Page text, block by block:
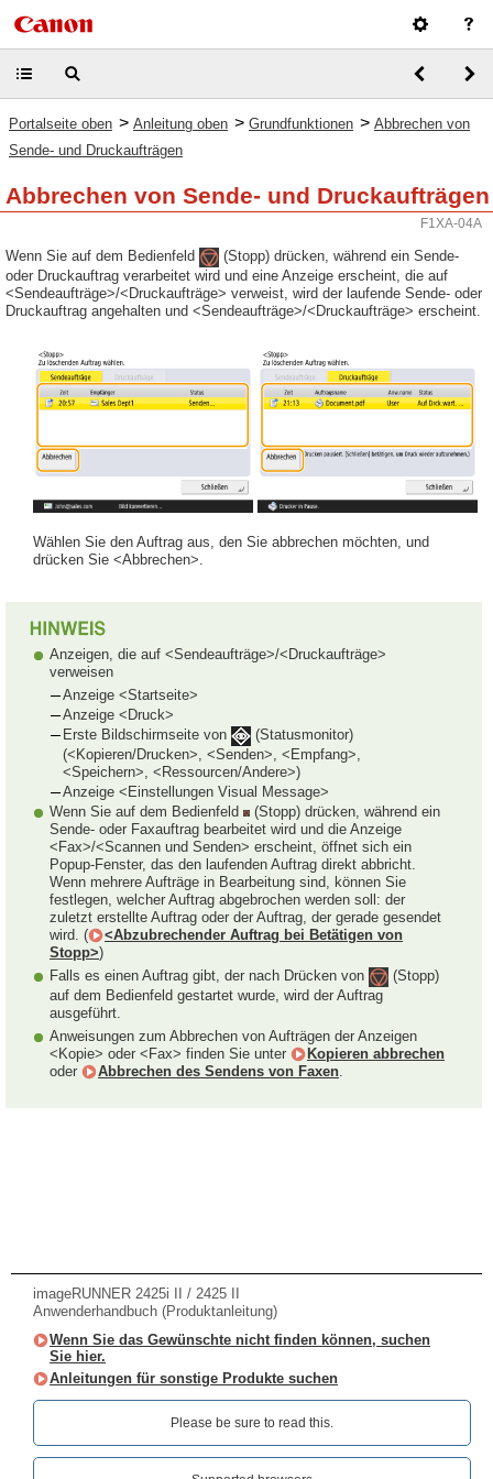
Portalseite oben > Anleitung oben > Grundfunktionen > Abbrechen von
Sende- und Druckaufträgen
Abbrechen von Sende- und Druckaufträgen
F1XA-04A
Wenn Sie auf dem Bedienfeld
(Stopp) drücken, während ein Sende-
oder Druckauftrag verarbeitet wird und eine Anzeige erscheint, die auf
<Sendeaufträge>/<Druckaufträge> verweist, wird der laufende Sende- oder
Druckauftrag angehalten und <Sendeaufträge>/<Druckaufträge> erscheint.
Wählen Sie den Auftrag aus, den Sie abbrechen möchten, und
drücken Sie <Abbrechen>.
Anzeigen, die auf <Sendeaufträge>/<Druckaufträge>
verweisen
Anzeige <Startseite>
Anzeige <Druck>
Erste Bildschirmseite von
(Statusmonitor)
(<Kopieren/Drucken>, <Senden>, <Empfang>,
<Speichern>, <Ressourcen/Andere>)
Anzeige <Einstellungen Visual Message>
Wenn Sie auf dem Bedienfeld
(Stopp) drücken, während ein
Sende- oder Faxauftrag bearbeitet wird und die Anzeige
<Fax>/<Scannen und Senden> erscheint, öffnet sich ein
Popup-Fenster, das den laufenden Auftrag direkt abbricht.
Wenn mehrere Aufträge in Bearbeitung sind, können Sie
festlegen, welcher Auftrag abgebrochen werden soll: der
zuletzt erstellte Auftrag oder der Auftrag, der gerade gesendet
wird. (
<Abzubrechender Auftrag bei Betätigen von
Stopp>)
Falls es einen Auftrag gibt, der nach Drücken von
(Stopp)
auf dem Bedienfeld gestartet wurde, wird der Auftrag
ausgeführt.
Anweisungen zum Abbrechen von Aufträgen der Anzeigen
<Kopie> oder <Fax> finden Sie unter
Kopieren abbrechen
oder
Abbrechen des Sendens von Faxen.
imageRUNNER 2425i II / 2425 II
Anwenderhandbuch (Produktanleitung)
Wenn Sie das Gewünschte nicht finden können, suchen
Sie hier.
Anleitungen für sonstige Produkte suchen
Please be sure to read this.‎